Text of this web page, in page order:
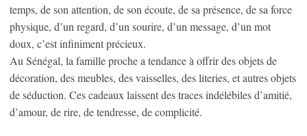
temps, de son attention, de son écoute, de sa présence, de sa force
physique, d’un regard, d’un sourire, d’un message, d’un mot
doux, c’est infiniment précieux.
Au Sénégal, la famille proche a tendance à offrir des objets de
décoration, des meubles, des vaisselles, des literies, et autres objets
de séduction. Ces cadeaux laissent des traces indélébiles d’amitié,
d’amour, de rire, de tendresse, de complicité.